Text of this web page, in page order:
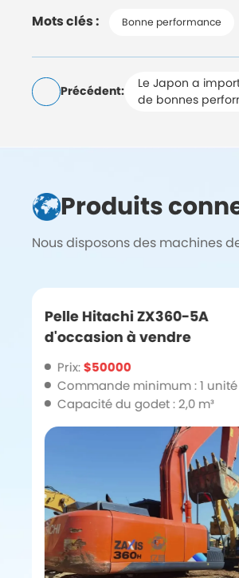
Mots clés : Bonne performance
Précédent:
Le Japon a
de bonnes
Produits
Nous disposons des machines
Pelle Hitachi ZX360-5A
d'occasion à vendre
Prix:$50000
Commande minimum : 1 unité
Capacité du godet : 2,0 m³